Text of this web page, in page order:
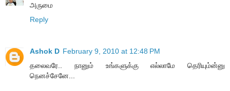
அருமை
Reply
Ashok D February 9, 2010 at 12:48 PM
தலைவரே.. நானும் உங்களுக்கு எல்லாமே தெரியும்ன்னு
நெனச்சேனே...